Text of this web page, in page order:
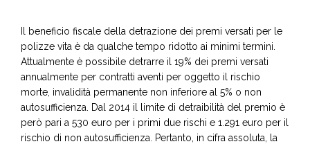
Il beneficio fiscale della detrazione dei premi versati per le
polizze vita è da qualche tempo ridotto ai minimi termini.
Attualmente è possibile detrarre il 19% dei premi versati
annualmente per contratti aventi per oggetto il rischio
morte, invalidità permanente non inferiore al 5% o non
autosufficienza. Dal 2014 il limite di detraibilità del premio è
però pari a 530 euro per i primi due rischi e 1.291 euro per il
rischio di non autosufficienza. Pertanto, in cifra assoluta, la